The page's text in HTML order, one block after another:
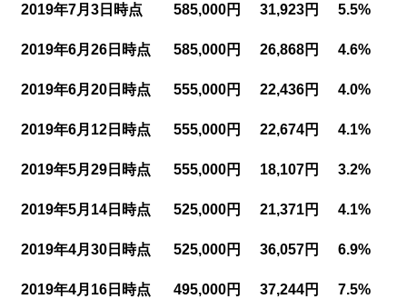
2019年7月3日時点 585,000円 31,923円 5.5%
2019年6月26日時点 585,000円 26,868円 4.6%
2019年6月20日時点 555,000円 22,436円 4.0%
2019年6月12日時点 555,000円 22,674円 4.1%
2019年5月29日時点 555,000円 18,107円 3.2%
2019年5月14日時点 525,000円 21,371円 4.1%
2019年4月30日時点 525,000円 36,057円 6.9%
2019年4月16日時点 495,000円 37,244円 7.5%